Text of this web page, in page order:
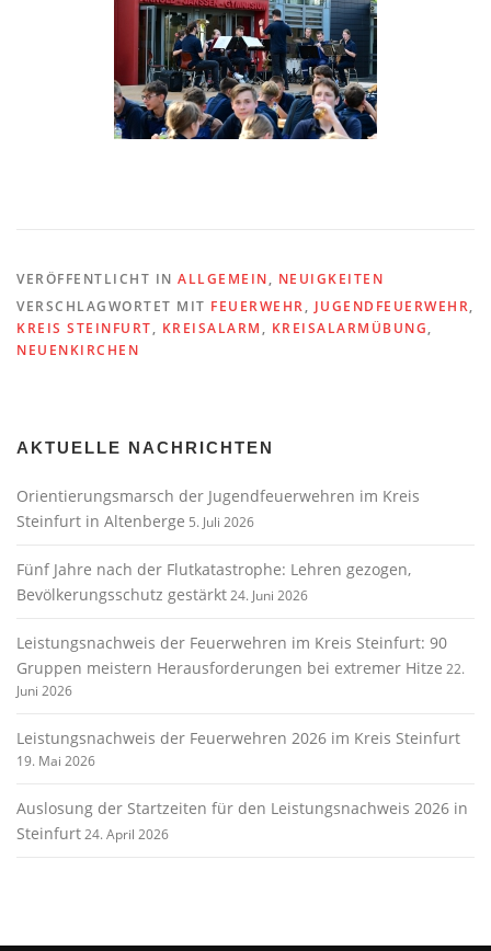
VERÖFFENTLICHT IN ALLGEMEIN, NEUIGKEITEN
VERSCHLAGWORTET MIT FEUERWEHR, JUGENDFEUERWEHR,
KREIS STEINFURT, KREISALARM , KREISALARMÜBUNG,
NEUENKIRCHEN
AKTUELLE NACHRICHTEN
Orientierungsmarsch der Jugendfeuerwehren im Kreis
Steinfurt in Altenberge 5. Juli 2026
Fünf Jahre nach der Flutkatastrophe: Lehren gezogen,
Bevölkerungsschutz gestärkt24. Juni 2026
Leistungsnachweis der Feuerwehren im Kreis Steinfurt: 90
Gruppen meistern Herausforderungen bei extremer Hitze 22.
Juni 2026
Leistungsnachweis der Feuerwehren 2026 im Kreis Steinfurt
19. Mai 2026
Auslosung der Startzeiten für den Leistungsnachweis 2026 in
Steinfurt24. April 2026